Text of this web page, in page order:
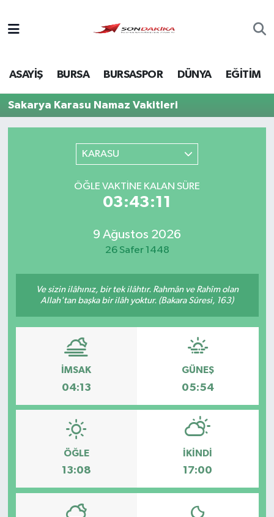
ASAYİŞ BURSA BURSASPOR DÜNYA EĞİTİM
Sakarya Karasu Namaz Vakitleri
KARASU
ÖĞLE VAKTINE KALAN SÜRE
03:43:11
9 Ağustos 2026
26 Safer 1448
Ve sizin ilâhınız, bir tek ilâhtır. Rahmân ve Rahîm olan
Allah'tan başka bir ilâh yoktur. (Bakara Sûresi, 163)
İMSAK
04:13
GÜNEŞ
05:54
ÖĞLE
13:08
İKINDI
17:00
Bursa
Dünya
Sağlık
Siyaset
Türkiye
Video Galeri